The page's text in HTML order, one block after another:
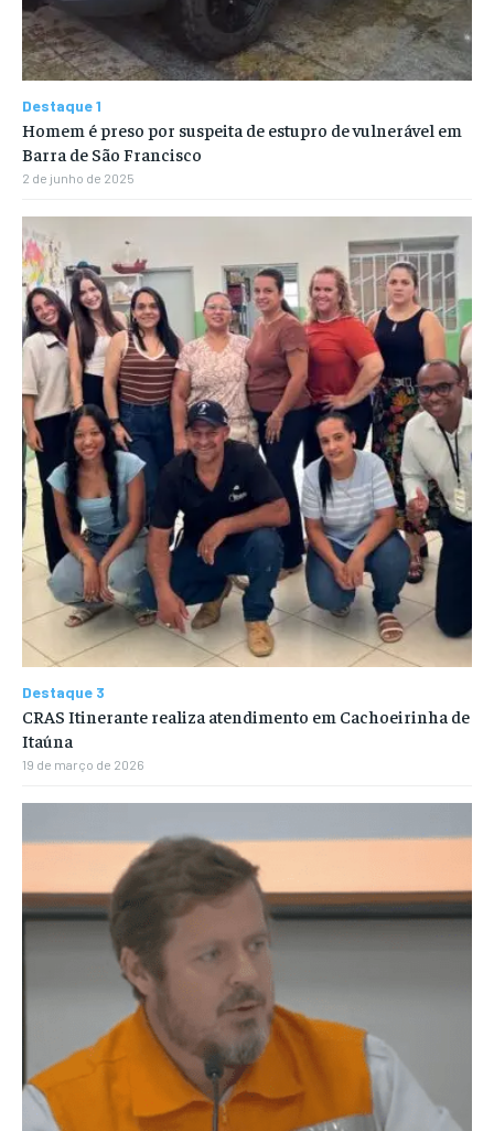
Destaque 1
Homem é preso por suspeita de estupro de vulnerável em
Barra de São Francisco
2 de junho de 2025
Destaque 3
CRAS Itinerante realiza atendimento em Cachoeirinha de
Itaúna
19 de março de 2026